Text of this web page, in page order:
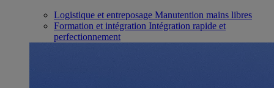
Logistique et entreposage Manutention mains libres
Formation et intégration Intégration rapide et
perfectionnement